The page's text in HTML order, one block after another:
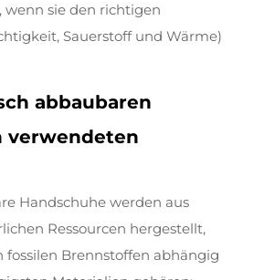
wenn sie den richtigen
Sauerstoff und Wärme)
abbaubaren
verwendeten
Handschuhe werden aus
Ressourcen hergestellt,
fossilen Brennstoffen abhängig